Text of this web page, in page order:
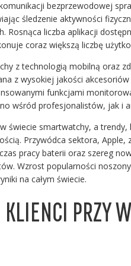
bezprzewodowej
śledzenie aktywności
Rosnąca liczba aplikacji
coraz większą liczbę
z technologią mobilną oraz
z wysokiej jakości
funkcjami
wśród profesjonalistów, jak i
świecie smartwatchy, a
Przywódca sektora,
pracy baterii oraz szereg
Wzrost popularności
na całym świecie.
PRZY